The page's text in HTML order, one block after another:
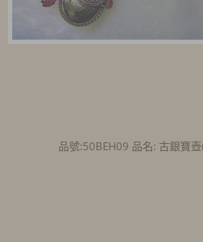
品號:50BEH09 品名: 古銀寶